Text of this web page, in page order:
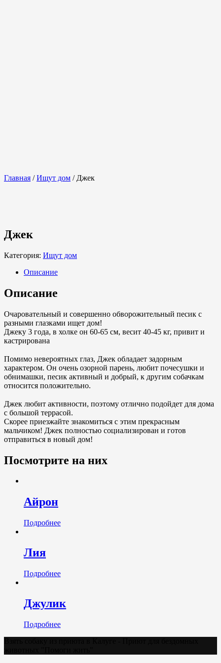
ПОМОЧЬ ПРИЮТУ
Главная /Ищут дом / Джек
Джек
Категория: Ищут дом
Описание
Описание
Очаровательный и совершенно обворожительный песик с
разными глазками ищет дом!
Джеку 3 года, в холке он 60-65 см, весит 40-45 кг, привит и
кастрирована
Помимо невероятных глаз, Джек обладает задорным
характером. Он очень озорной парень, любит почесушки и
обнимашки, песик активный и добрый, к другим собачкам
относится положительно.
Джек любит активности, поэтому отлично подойдет для дома
с большой террасой.
Скорее приезжайте знакомиться с этим прекрасным
мальчиком! Джек полностью социализирован и готов
отправиться в новый дом!
Посмотрите на них
Айрон
Подробнее
Лия
Подробнее
Джулик
Подробнее